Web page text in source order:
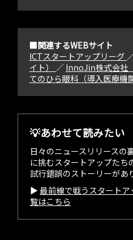
■関連するWEBサイト
ICTスタートアップリーグ
イト） ／ InnoJin株式会社
てのひら眼科（導入医療機
💡あわせて読みたい
日々のニュースリリースの
に挑むスタートアップたち
試行錯誤のストーリーがあ
▶︎ 最前線で戦うスタート
覧はこちら